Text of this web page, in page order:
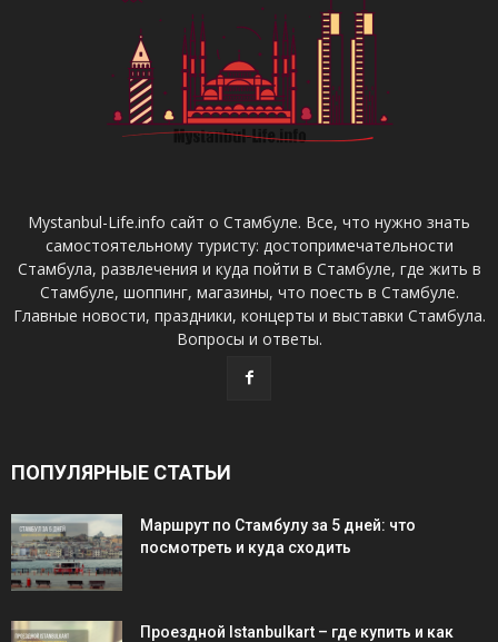
Mystanbul-Life.info сайт о Стамбуле. Все, что нужно знать
самостоятельному туристу: достопримечательности
Стамбула, развлечения и куда пойти в Стамбуле, где жить в
Стамбуле, шоппинг, магазины, что поесть в Стамбуле.
Главные новости, праздники, концерты и выставки Стамбула.
Вопросы и ответы.
ПОПУЛЯРНЫЕ СТАТЬИ
Маршрут по Стамбулу за 5 дней: что
посмотреть и куда сходить
Проездной Istanbulkart – где купить и как